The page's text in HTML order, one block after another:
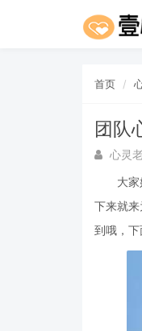
首页
团队
心灵
大
下来就
到哦，下